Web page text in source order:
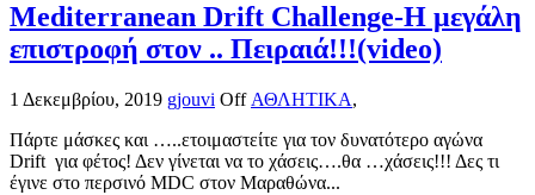
Mediterranean Drift Challenge-Η μεγάλη
επιστροφή στον .. Πειραιά!!!(video)
1 Δεκεμβρίου, 2019 gjouvi Off ΑΘΛΗΤΙΚΑ,
Πάρτε μάσκες και …..ετοιμαστείτε για τον δυνατότερο αγώνα
Drift για φέτος! Δεν γίνεται να το χάσεις….θα …χάσεις!!! Δες τι
έγινε στο περσινό MDC στον Μαραθώνα...